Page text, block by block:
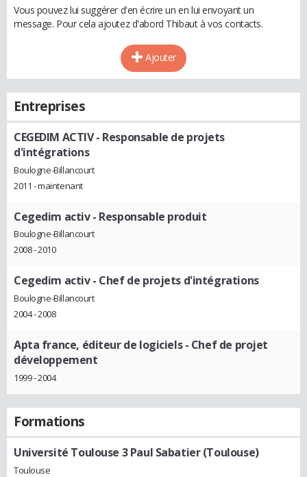
Vous pouvez lui suggérer d'en écrire un en lui envoyant un
message. Pour cela ajoutez d'abord Thibaut à vos contacts.
Ajouter
Entreprises
CEGEDIM ACTIV- Responsable de projets
d'intégrations
Boulogne-Billancourt
2011 - maintenant
Cegedim activ- Responsable produit
Boulogne-Billancourt
2008 - 2010
Cegedim activ- Chef de projets d'intégrations
Boulogne-Billancourt
2004 - 2008
Apta france, éditeur de logiciels- Chef de projet
développement
1999 - 2004
Formations
Université Toulouse 3 Paul Sabatier (Toulouse)
Toulouse